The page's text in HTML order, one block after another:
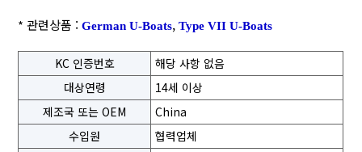
* 관련상품 :German U-Boats,Type VII U-Boats
KC 인증번호
해당 사항 없음
대상연령
14세 이상
제조국 또는 OEM
China
수입원
협력업체